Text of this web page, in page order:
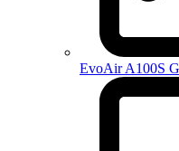
EvoAir A100S